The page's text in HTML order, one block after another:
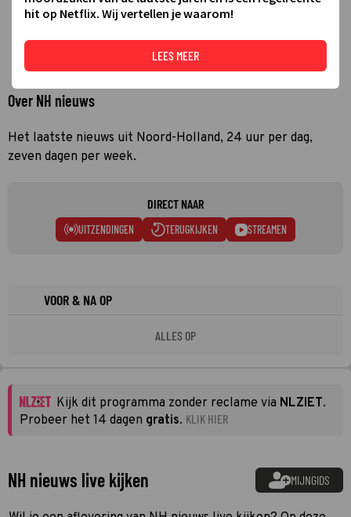
Over NH nieuws
Het laatste nieuws uit Noord-Holland, 24 uur per dag,
zeven dagen per week.
DIRECT NAAR
UITZENDINGEN TERUGKIJKEN STREAMEN
VOOR & NA OP
ALLES OP
Kijk dit programma zonder reclame via NLZIET.
Probeer het 14 dagen gratis. KLIK HIER
NH nieuws live kijken MIJNGIDS
hit op Netflix. Wij vertellen je waarom!
LEES MEER